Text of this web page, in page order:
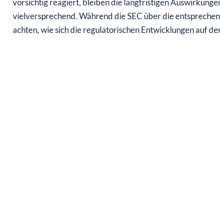
vorsichtig reagiert, bleiben die langfristigen
vielversprechend. Während die SEC über die
achten, wie sich die regulatorischen Entwicklungen auf